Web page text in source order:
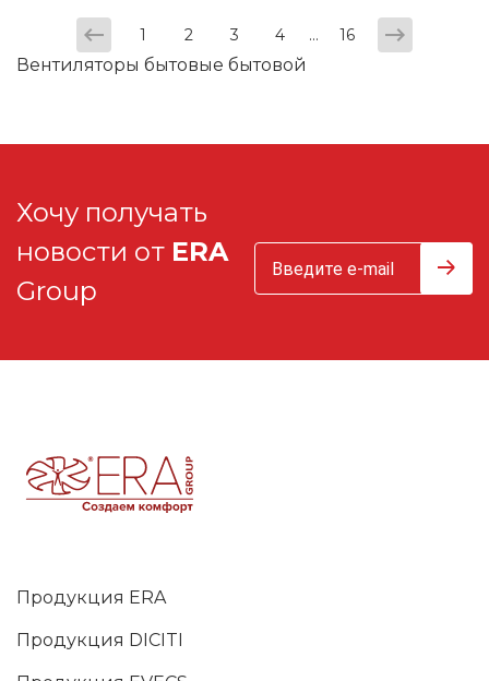
1 2 3 4 ... 16
Вентиляторы бытовые бытовой
Хочу получать
новости от ERA
Group
Продукция ERA
Продукция DICITI